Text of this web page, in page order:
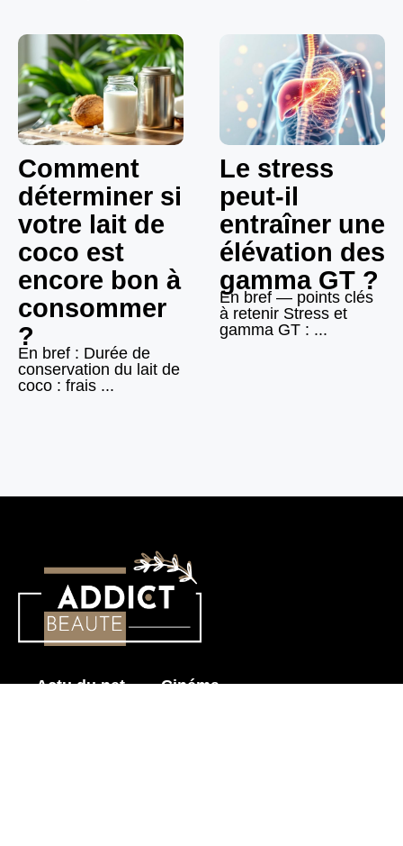
Comment
déterminer si
votre lait de
coco est
encore bon à
consommer
?
En bref : Durée de
conservation du lait de
coco : frais ...
Le stress
peut-il
entraîner une
élévation des
gamma GT ?
En bref — points clés
à retenir Stress et
gamma GT : ...
Actu du net Cinéma